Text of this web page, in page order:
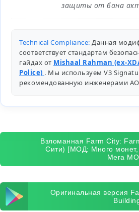
защиты от бана
Technical Compliance: Данная
соответствует стандартам
гайдах от Mishaal Rahman (ex-
Police) . Мы используем V3
рекомендованную инженерами
Взломанная Farm City:
Сити) [МОД: Много монет,
Мега
Оригинальная версия